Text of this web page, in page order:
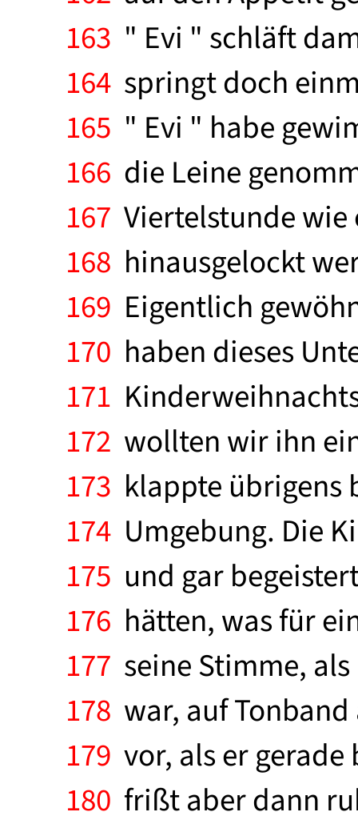
163 " Evi " schläft
164 springt doch
165 " Evi " habe
166 die Leine
167 Viertelstunde wie
168 hinausgelockt
169 Eigentlich
170 haben dieses
171
172 wollten wir ihn
173 klappte übrigens
174 Umgebung. Die
175 und gar
176 hätten, was für
177 seine Stimme,
178 war, auf
179 vor, als er
180 frißt aber dann